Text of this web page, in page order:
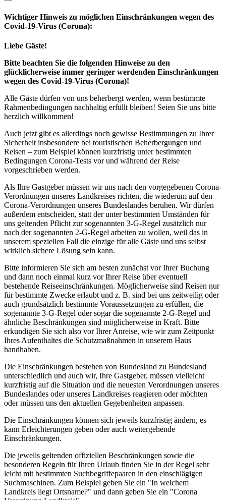
Wichtiger Hinweis zu möglichen Ein­schränk­ungen wegen des
Covid-19-Virus (Corona):
Liebe Gäste!
Bitte beachten Sie die folgenden Hinweise zu den
glücklicherweise immer geringer werdenden Einschränkungen
wegen des Covid-19-Virus (Corona)!
Alle Gäste dürfen von uns beherbergt werden, wenn bestimmte
Rahmenbedingungen nachhaltig erfüllt bleiben! Seien Sie uns bitte
herzlich willkommen!
Auch jetzt gibt es allerdings noch gewisse Bestimmungen zu Ihrer
Sicherheit insbesondere bei touristischen Beherbergungen und
Reisen – zum Beispiel können kurzfristig unter bestimmten
Bedingungen Corona-Tests vor und während der Reise
vorgeschrieben werden.
Als Ihre Gastgeber müssen wir uns nach den vorgegebenen Corona-
Verordnungen unseres Landkreises richten, die wiederum auf den
Corona-Verordnungen unseres Bundeslandes beruhen. Wir dürfen
außerdem entscheiden, statt der unter bestimmten Umständen für
uns geltenden Pflicht zur sogenannten 3-G-Regel zusätzlich nur
nach der sogenannten 2-G-Regel arbeiten zu wollen, weil das in
unserem speziellen Fall die einzige für alle Gäste und uns selbst
wirklich sichere Lösung sein kann.
Bitte informieren Sie sich am besten zunächst vor Ihrer Buchung
und dann noch einmal kurz vor Ihrer Reise über eventuell
bestehende Reiseeinschränkungen. Möglicherweise sind Reisen nur
für bestimmte Zwecke erlaubt und z. B. sind bei uns zeitweilig oder
auch grundsätzlich bestimmte Voraussetzungen zu erfüllen, die
sogenannte 3-G-Regel oder sogar die sogenannte 2-G-Regel und
ähnliche Beschränkungen sind möglicherweise in Kraft. Bitte
erkundigen Sie sich also vor Ihrer Anreise, wie wir zum Zeitpunkt
Ihres Aufenthaltes die Schutzmaßnahmen in unserem Haus
handhaben.
Die Einschränkungen bestehen von Bundesland zu Bundesland
unterschiedlich und auch wir, Ihre Gastgeber, müssen vielleicht
kurzfristig auf die Situation und die neuesten Verordnungen unseres
Bundeslandes oder unseres Landkreises reagieren oder möchten
oder müssen uns den aktuellen Gegebenheiten anpassen.
Die Einschränkungen können sich jeweils kurzfristig ändern, es
kann Erleichterungen geben oder auch weitergehende
Einschränkungen.
Die jeweils geltenden offiziellen Beschränkungen sowie die
besonderen Regeln für Ihren Urlaub finden Sie in der Regel sehr
leicht mit bestimmten Suchbegriffepaaren in den einschlägigen
Suchmaschinen. Zum Beispiel geben Sie ein "In welchem
Landkreis liegt Ortsname?" und dann geben Sie ein "Corona